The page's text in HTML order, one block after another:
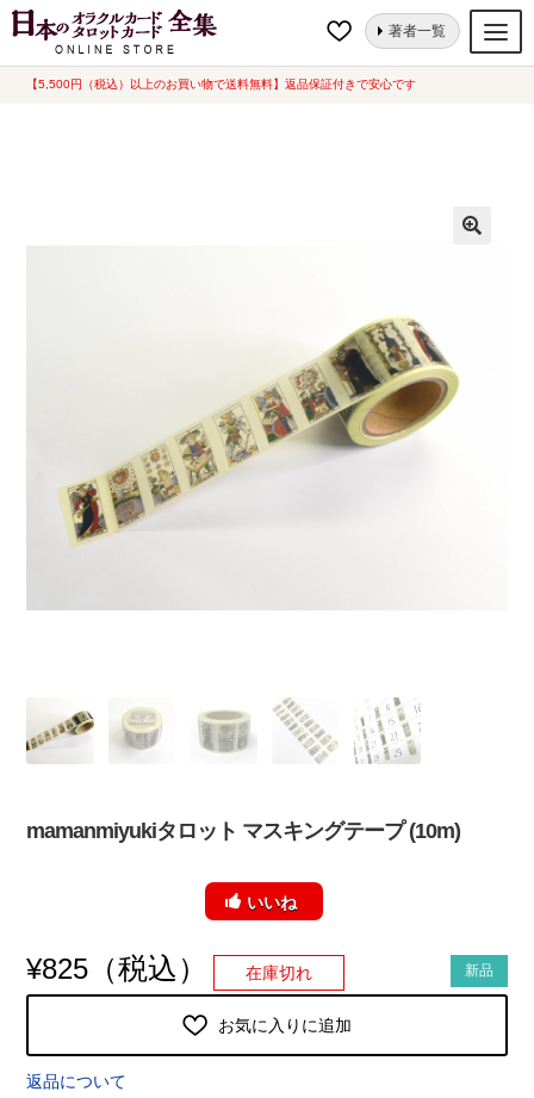
【5,500円（税込）以上のお買い物で送料無料】返品保証付きで安心です
ナ
コ
著者一覧
オラクルカード
書籍
カード関連グッズ
ホーム 新品一覧 mamanmiyukiタロット マスキングテープ (10m)
mamanmiyukiタロット マスキングテープ (10m)
いいね
新品
¥825 （税込） 在庫切れ
お気に入りに追加
返品について